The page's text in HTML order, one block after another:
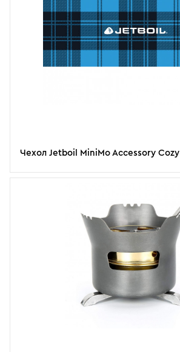
Чехол Jetboil MiniMo Accessory Cozy